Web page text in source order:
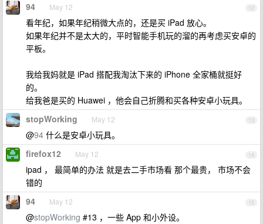
12
94 May 12
看年纪，如果年纪稍微大点的，还是买 iPad 放心。
如果年纪并不是太大的，平时智能手机玩的溜的再考虑买安卓的
平板。
我给我妈就是 iPad 搭配我淘汰下来的 iPhone 全家桶就挺好
的。
给我爸是买的 Huawei ，他会自己折腾和买各种安卓小玩具。
13
stopWorking May 12
@94 什么是安卓小玩具。
14
firefox12 May 12
ipad ， 最简单的办法 就是去二手市场看 那个最贵， 市场不会
错的
15
94 May 12
@stopWorking #13 ，一些 App 和小外设。